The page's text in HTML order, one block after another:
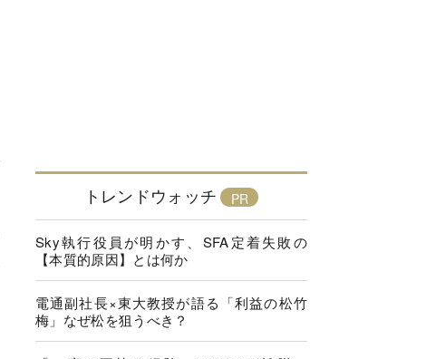
トレンドウォッチ
Sky執行役員が明かす、SFA定着失敗の
【本質的原因】とは何か
電通副社長×東大教授が語る「利益の松竹
梅」なぜ松を狙うべき？